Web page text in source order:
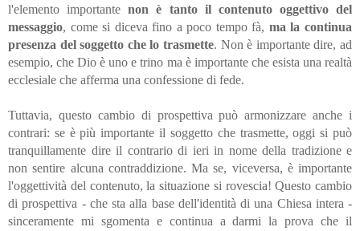
l'elemento importantenon è tanto il contenuto oggettivo del
messaggio, come si diceva fino a poco tempo fà, ma la continua
presenza del soggetto che lo trasmette. Non è importante dire, ad
esempio, che Dio è uno e trino ma è importante che esista una realtà
ecclesiale che afferma una confessione di fede.
Tuttavia, questo cambio di prospettiva può armonizzare anche i
contrari: se è più importante il soggetto che trasmette, oggi si può
tranquillamente dire il contrario di ieri in nome della tradizione e
non sentire alcuna contraddizione. Ma se, viceversa, è importante
l'oggettività del contenuto, la situazione si rovescia! Questo cambio
di prospettiva - che sta alla base dell'identità di una Chiesa intera -
sinceramente mi sgomenta e continua a darmi la prova che il